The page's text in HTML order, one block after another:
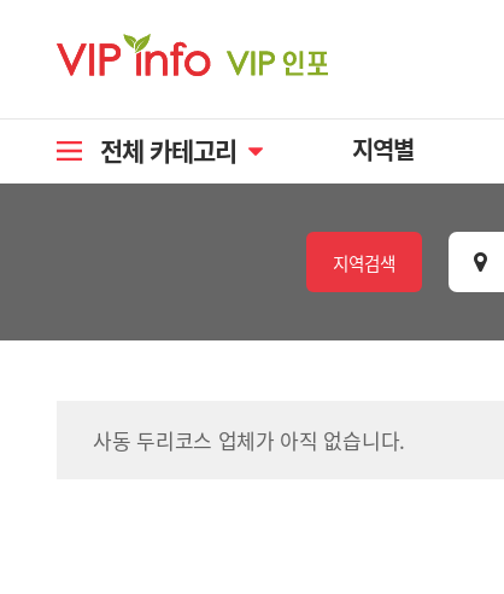
전체 카테고리 지역별
지역검색
사동 두리코스 업체가 아직 없습니다.